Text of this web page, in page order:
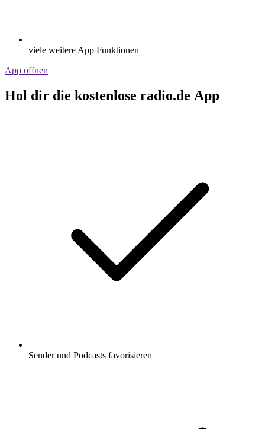
viele weitere App Funktionen
App öffnen
Hol dir die kostenlose radio.de App
Sender und Podcasts favorisieren